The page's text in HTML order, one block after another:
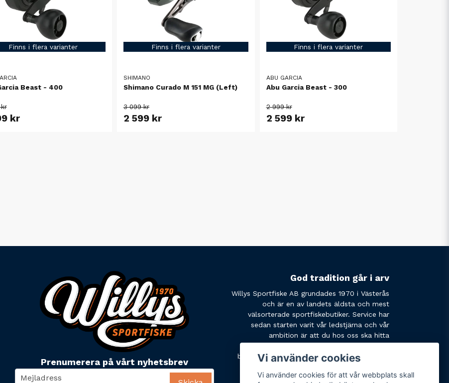
Finns i flera varianter
Beast - 400
kr
Finns i flera varianter
SHIMANO
Shimano Curado M 151 MG (Left)
3 099 kr
2 599 kr
Finns i flera varianter
ABU GARCIA
Abu Garcia Beast - 300
2 999 kr
2 599 kr
Prenumerera på vårt nyhetsbrev
email
Mejladress
God tradition går i arv
Willys Sportfiske AB grundades 1970 i Västerås
och är en av landets äldsta och mest
välsorterade sportfiskebutiker. Service har
sedan starten varit vår ledstjärna och vår
ambition är att du hos oss ska hitta
behöver. Tveka inte att slå oss en signal eller
Vi använder cookies
Vi använder cookies för att vår webbplats skall